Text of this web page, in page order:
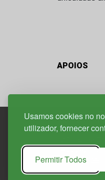
Usamos cookies no
utilizador, fornecer
Permitir Todos
APOIOS
1800-282
21 850 40 65